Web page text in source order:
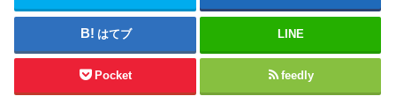
はてブ LINE
Pocket feedly